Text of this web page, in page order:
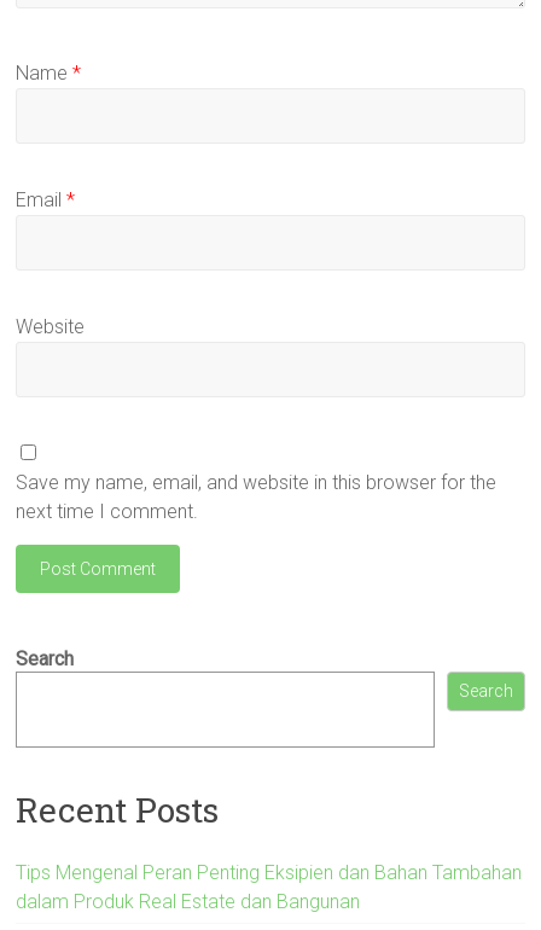
Name*
Email*
Website
Save my name, email, and website in this browser for the
next time I comment.
Search
Search
Recent Posts
Tips Mengenal Peran Penting Eksipien dan Bahan Tambahan
dalam Produk Real Estate dan Bangunan